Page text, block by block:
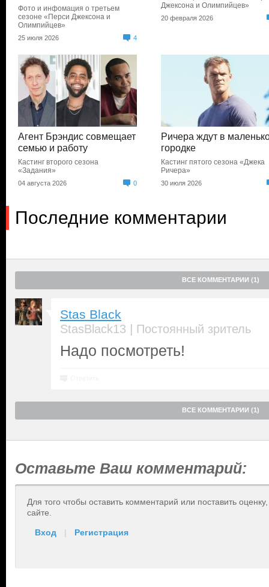
Фото и инфомация о третьем
сезоне «Перси Джексона и
Олимпийцев»
25 июля 2026 4
Джексона и Олимпийцев»
20 февраля 2026
Агент Брэндис совмещает
семью и работу
Кастинг второго сезона
«Задания»
04 августа 2026 0
Ричера ждут в
городке
Кастинг пятого сезона «Джека
Ричера»
30 июля 2026
Последние комментарии
ВСЕ КОММЕНТАРИИ (1)
Stas Black
StasBlack13 | Постоянный зритель
Надо посмотреть!
ВСЕ КОММЕНТАРИИ (1)
Оставьте Ваш комментарий:
Для того чтобы оставить комментарий или поставить
сайте.
Вход | Регистрация